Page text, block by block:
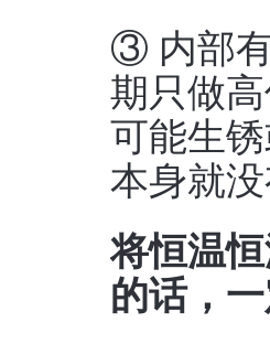
③ 内部
期只做
可能生
本身就
将恒温
的话，